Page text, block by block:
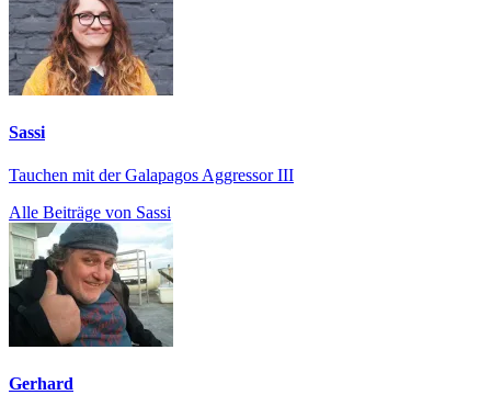
Sassi
Tauchen mit der Galapagos Aggressor III
Alle Beiträge von Sassi
Gerhard